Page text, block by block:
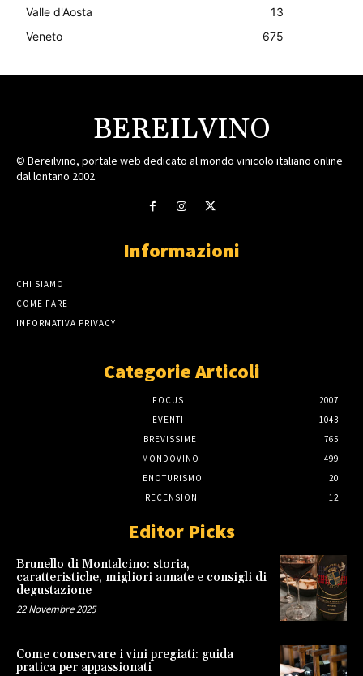
Valle d'Aosta
13
Veneto
675
BEREILVINO
© Bereilvino, portale web dedicato al mondo vinicolo italiano online
dal lontano 2002.
Informazioni
CHI SIAMO
COME FARE
INFORMATIVA PRIVACY
Categorie Articoli
FOCUS
2007
EVENTI
1043
BREVISSIME
765
MONDOVINO
499
ENOTURISMO
20
RECENSIONI
12
Editor Picks
Brunello di Montalcino: storia,
caratteristiche, migliori annate e consigli di
degustazione
22 Novembre 2025
Come conservare i vini pregiati: guida
pratica per appassionati